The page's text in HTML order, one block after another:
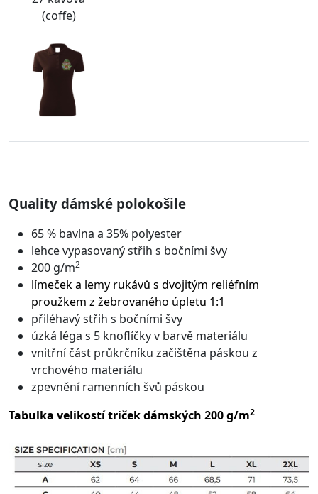
(coffe)
Quality dámské polokošile
65 % bavlna a 35% polyester
lehce vypasovaný střih s bočními švy
200 g/m2
límeček a lemy rukávů s dvojitým reliéfním
proužkem z žebrovaného úpletu 1:1
přiléhavý střih s bočními švy
úzká léga s 5 knoflíčky v barvě materiálu
vnitřní část průkrčníku začištěna páskou z
vrchového materiálu
zpevnění ramenních švů páskou
Tabulka velikostí triček dámských 200 g/m2